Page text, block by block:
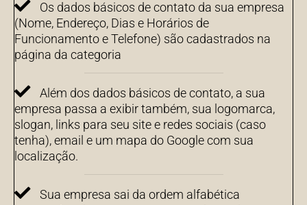
Os dados básicos de contato da sua empresa
(Nome, Endereço, Dias e Horários de
Funcionamento e Telefone) são cadastrados na
página da categoria
Além dos dados básicos de contato, a sua
empresa passa a exibir também, sua logomarca,
slogan, links para seu site e redes sociais (caso
tenha), email e um mapa do Google com sua
localização.
Sua empresa sai da ordem alfabética